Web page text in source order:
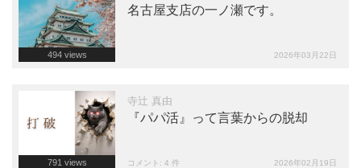
494views
名古屋支店の一ノ瀬です。
2026年03月22日
791 views
寺辻 真由
『パパ活』って言葉からの脱却
コメント: 4 件 2026年02月19日